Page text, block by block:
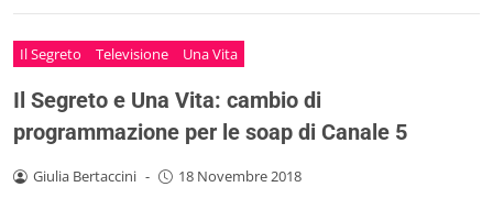
Il Segreto Televisione Una Vita
Il Segreto e Una Vita: cambio di
programmazione per le soap di Canale 5
Giulia Bertaccini - 18 Novembre 2018